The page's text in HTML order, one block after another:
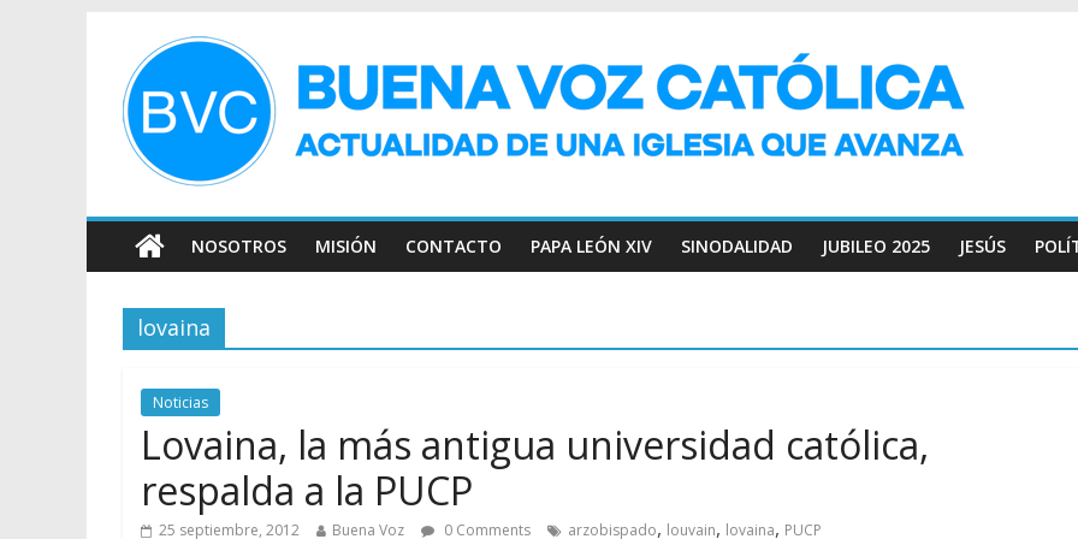
NOSOTROS MISIÓN CONTACTO PAPA LEÓN XIV SINODALIDAD JUBILEO 2025 JESÚS
lovaina
Noticias
Lovaina, la más antigua universidad católica,
respalda a la PUCP
25 septiembre, 2012 Buena Voz 0 Comments arzobispado, louvain, lovaina, PUCP